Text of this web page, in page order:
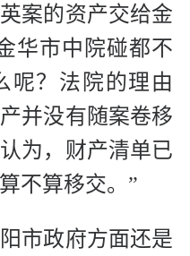
案的资产交给金
华市中院碰都不
呢？法院的理由
并没有随案卷移
为，财产清单已
不算移交。”
市政府方面还是